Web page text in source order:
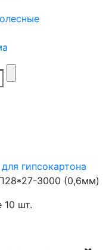
гипсокартона
3000 (0,6мм)
10 шт.